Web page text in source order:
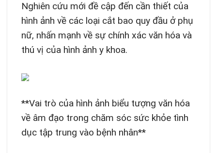
Nghiên cứu mới đề cập đến cần thiết của
hình ảnh về các loại cắt bao quy đầu ở phụ
nữ, nhấn mạnh về sự chính xác văn hóa và
thú vị của hình ảnh y khoa.
**Vai trò của hình ảnh biểu tượng văn hóa
về âm đạo trong chăm sóc sức khỏe tình
dục tập trung vào bệnh nhân**